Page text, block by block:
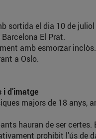
el dia 10 de juliol de
Barcelona El Prat.
amb esmorzar inclòs.
a Oslo.
d’imatge
majors de 18 anys,
hauran de ser
prohibit l’ús de